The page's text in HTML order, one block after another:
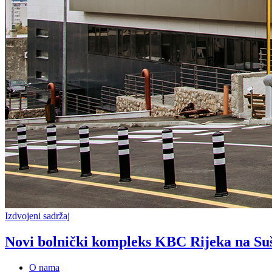
Izdvojeni sadržaj
Novi bolnički kompleks KBC Rijeka na
O nama